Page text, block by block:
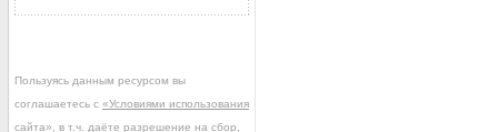
Пользуясь данным ресурсом вы
соглашаетесь с «Условиями использования
сайта» , в т.ч. даёте разрешение на сбор,